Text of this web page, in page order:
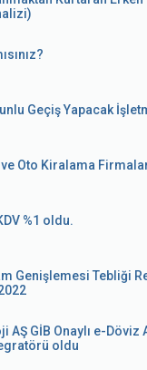
Geçiş Yapacak
ve Oto Kiralama
%1 oldu.
Genişlemesi Tebliği
AŞ GİB Onaylı e-Döviz
oldu